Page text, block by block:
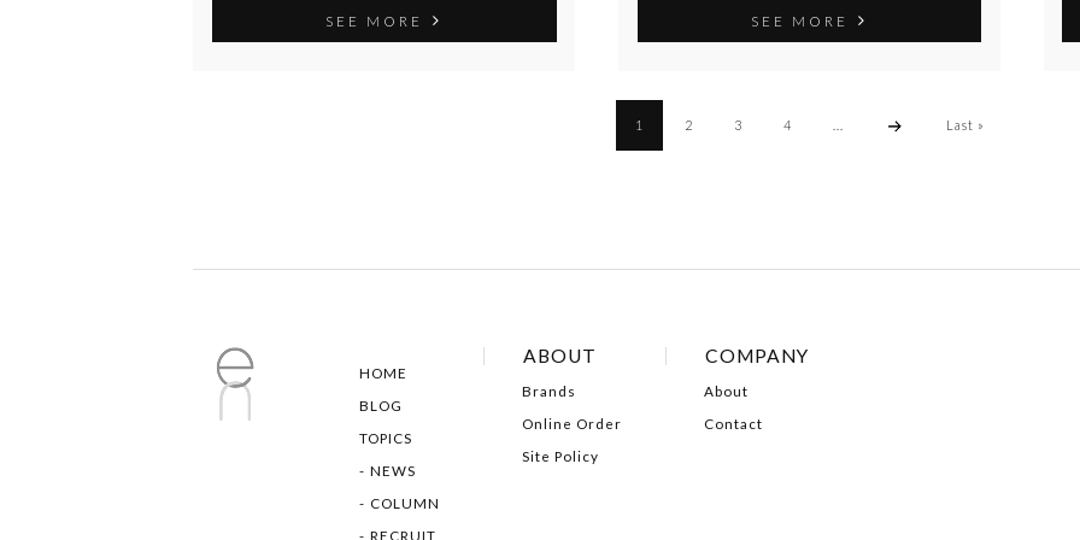
SEE MORE SEE MORE
1 2 3 4 Last »
HOME
BLOG
TOPICS
NEWS
COLUMN
RECRUIT
ABOUT
Brands
Online Order
Site Policy
COMPANY
About
Contact